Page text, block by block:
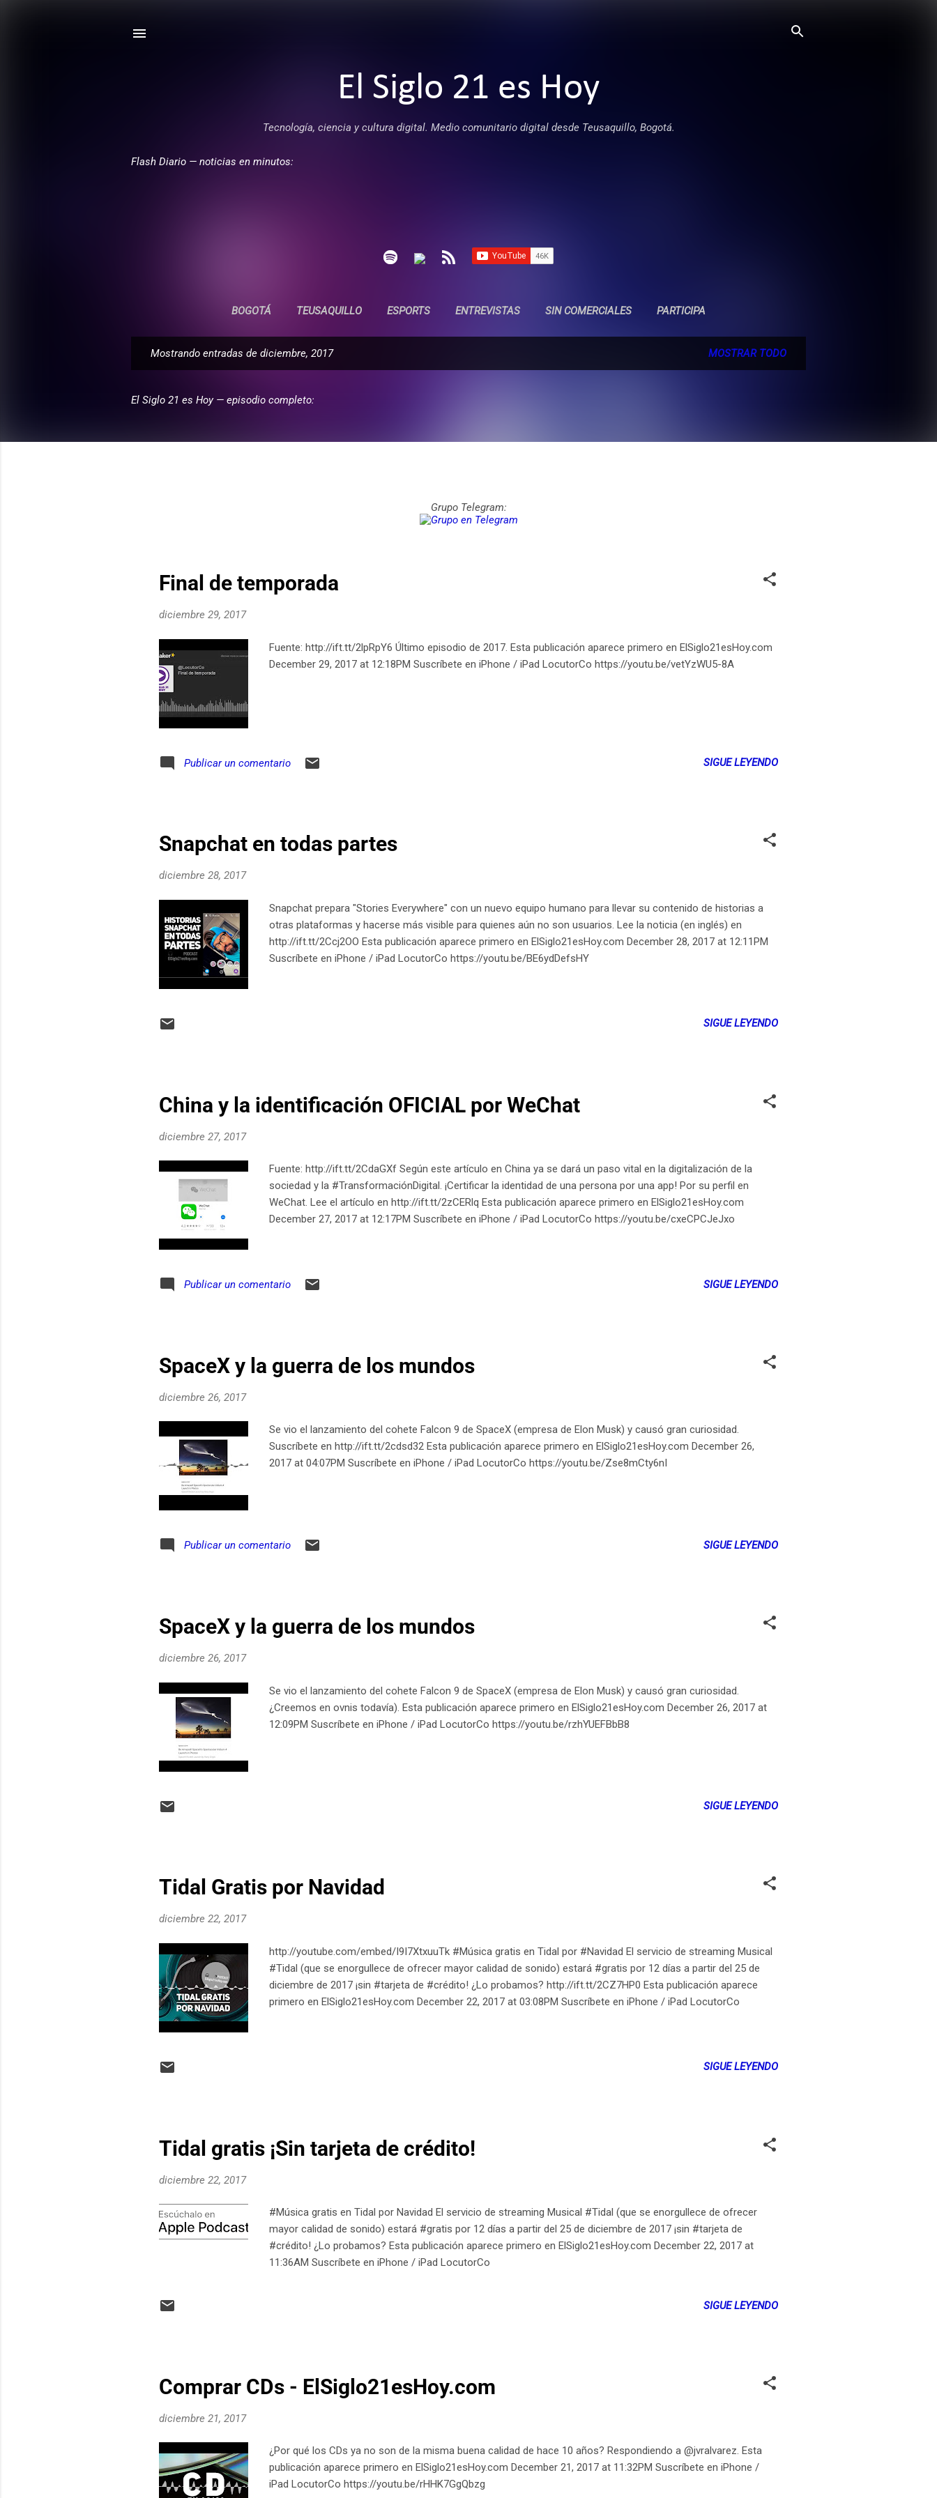
El Siglo 21 es Hoy
Tecnología, ciencia y cultura digital. Medio comunitario digital desde Teusaquillo, Bogotá.
Flash Diario — noticias en minutos:
BOGOTÁ TEUSAQUILLO ESPORTS ENTREVISTAS SIN COMERCIALES PARTICIPA
t
Mostrando entradas de diciembre, 2017 MOSTRAR TODO
El Siglo 21 es Hoy — episodio completo:
Grupo Telegram:
Final de temporada
diciembre 29, 2017
Fuente: http://ift.tt/2lpRpY6 Último episodio de 2017. Esta publicación aparece primero en ElSiglo21esHoy.com
December 29, 2017 at 12:18PM Suscríbete en iPhone / iPad LocutorCo https://youtu.be/vetYzWU5-8A
Publicar un comentario SIGUE LEYENDO
Snapchat en todas partes
diciembre 28, 2017
Snapchat prepara "Stories Everywhere" con un nuevo equipo humano para llevar su contenido de historias a
otras plataformas y hacerse más visible para quienes aún no son usuarios. Lee la noticia (en inglés) en
http://ift.tt/2Ccj2OO Esta publicación aparece primero en ElSiglo21esHoy.com December 28, 2017 at 12:11PM
Suscríbete en iPhone / iPad LocutorCo https://youtu.be/BE6ydDefsHY
SIGUE LEYENDO
China y la identificación OFICIAL por WeChat
diciembre 27, 2017
Fuente: http://ift.tt/2CdaGXf Según este artículo en China ya se dará un paso vital en la digitalización de la
sociedad y la #TransformaciónDigital. ¡Certificar la identidad de una persona por una app! Por su perfil en
WeChat. Lee el artículo en http://ift.tt/2zCERlq Esta publicación aparece primero en ElSiglo21esHoy.com
December 27, 2017 at 12:17PM Suscríbete en iPhone / iPad LocutorCo https://youtu.be/cxeCPCJeJxo
Publicar un comentario SIGUE LEYENDO
SpaceX y la guerra de los mundos
diciembre 26, 2017
Se vio el lanzamiento del cohete Falcon 9 de SpaceX (empresa de Elon Musk) y causó gran curiosidad.
Suscríbete en http://ift.tt/2cdsd32 Esta publicación aparece primero en ElSiglo21esHoy.com December 26,
2017 at 04:07PM Suscríbete en iPhone / iPad LocutorCo https://youtu.be/Zse8mCty6nI
Publicar un comentario SIGUE LEYENDO
SpaceX y la guerra de los mundos
diciembre 26, 2017
Se vio el lanzamiento del cohete Falcon 9 de SpaceX (empresa de Elon Musk) y causó gran curiosidad.
¿Creemos en ovnis todavía). Esta publicación aparece primero en ElSiglo21esHoy.com December 26, 2017 at
12:09PM Suscríbete en iPhone / iPad LocutorCo https://youtu.be/rzhYUEFBbB8
SIGUE LEYENDO
Tidal Gratis por Navidad
diciembre 22, 2017
http://youtube.com/embed/I9I7XtxuuTk #Música gratis en Tidal por #Navidad El servicio de streaming Musical
#Tidal (que se enorgullece de ofrecer mayor calidad de sonido) estará #gratis por 12 días a partir del 25 de
diciembre de 2017 ¡sin #tarjeta de #crédito! ¿Lo probamos? http://ift.tt/2CZ7HP0 Esta publicación aparece
primero en ElSiglo21esHoy.com December 22, 2017 at 03:08PM Suscríbete en iPhone / iPad LocutorCo
SIGUE LEYENDO
Tidal gratis ¡Sin tarjeta de crédito!
diciembre 22, 2017
#Música gratis en Tidal por Navidad El servicio de streaming Musical #Tidal (que se enorgullece de ofrecer
mayor calidad de sonido) estará #gratis por 12 días a partir del 25 de diciembre de 2017 ¡sin #tarjeta de
#crédito! ¿Lo probamos? Esta publicación aparece primero en ElSiglo21esHoy.com December 22, 2017 at
11:36AM Suscríbete en iPhone / iPad LocutorCo
SIGUE LEYENDO
Comprar CDs - ElSiglo21esHoy.com
diciembre 21, 2017
¿Por qué los CDs ya no son de la misma buena calidad de hace 10 años? Respondiendo a @jvralvarez. Esta
publicación aparece primero en ElSiglo21esHoy.com December 21, 2017 at 11:32PM Suscríbete en iPhone /
iPad LocutorCo https://youtu.be/rHHK7GgQbzg